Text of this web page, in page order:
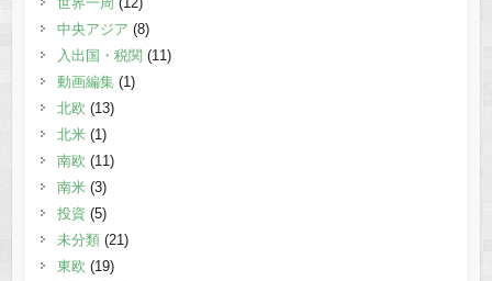
中央アジア (8)
入出国・税関 (11)
動画編集 (1)
北欧 (13)
北米(1)
南欧 (11)
南米(3)
投資 (5)
未分類(21)
東欧 (19)